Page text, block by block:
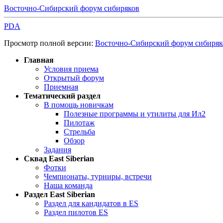
Восточно-Сибирский форум сибиряков
PDA
Просмотр полной версии: Восточно-Сибирский форум
Главная
Условия приема
Открытый форум
Приемная
Тематический раздел
В помощь новичкам
Полезные программы и утилиты для Ил2
Пилотаж
Стрельба
Обзор
Задания
Сквад East Siberian
Фотки
Чемпионаты, турниры, встречи
Наша команда
Раздел East Siberian
Раздел для кандидатов в ES
Раздел пилотов ES